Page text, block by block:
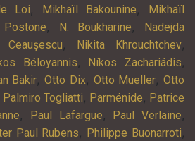
Loi, Mikhaïl Bakounine,
Mikhaïl
, N. Boukharine,
Nadejda
Ceaușescu, Nikita Khrouchtchev,
Béloyannis, Níkos Zachariádis,
Bakir, Otto Dix, Otto Mueller, Otto
Palmiro Togliatti, Parménide, Patrice
, Paul Lafargue, Paul Verlaine,
Paul Rubens, Philippe Buonarroti,